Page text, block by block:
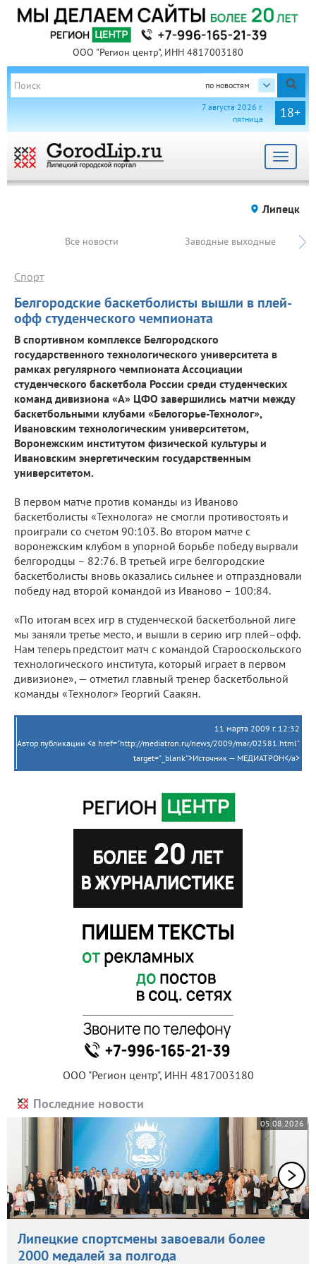
ООО "Регион центр", ИНН 4817003180
по новостям
18+
7 августа 2026 г.
пятница
Toggle
Липецк
Все новости Заводные выходные
Белгородские баскетболисты вышли в плей-
офф студенческого чемпионата
Спорт
В спортивном комплексе Белгородского
государственного технологического университета в
рамках регулярного чемпионата Ассоциации
студенческого баскетбола России среди студенческих
команд дивизиона «А» ЦФО завершились матчи между
баскетбольными клубами «Белогорье-Технолог»,
Ивановским технологическим университетом,
Воронежским институтом физической культуры и
Ивановским энергетическим государственным
университетом.
В первом матче против команды из Иваново
баскетболисты «Технолога» не смогли противостоять и
проиграли со счетом 90:103. Во втором матче с
воронежским клубом в упорной борьбе победу вырвали
белгородцы – 82:76. В третьей игре белгородские
баскетболисты вновь оказались сильнее и отпраздновали
победу над второй командой из Иваново – 100:84.
«По итогам всех игр в студенческой баскетбольной лиге
мы заняли третье место, и вышли в серию игр плей–офф.
Нам теперь предстоит матч с командой Старооскольского
технологического института, который играет в первом
дивизионе», — отметил главный тренер баскетбольной
команды «Технолог» Георгий Саакян.
11 марта 2009 г. 12:32
Автор публикации <a href="http://mediatron.ru/news/2009/mar/02581.html"
target="_blank">Источник — МЕДИАТРОН</a>
ООО "Регион центр", ИНН 4817003180
Последние новости
05.08.2026
Липецкие спортсмены завоевали более
2000 медалей за полгода